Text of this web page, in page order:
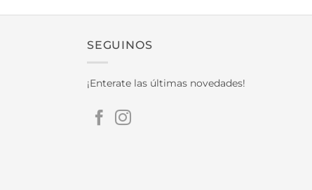
SEGUINOS
¡Enterate las últimas novedades!